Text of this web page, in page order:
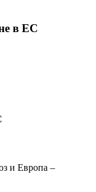
в ЕС
и Европа –